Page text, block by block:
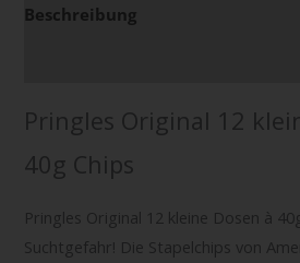
Beschreibung
Pringles Original 12
40g Chips
Pringles Original 12 kleine Dosen à
Suchtgefahr! Die Stapelchips von